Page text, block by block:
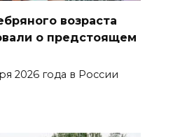
возраста
о предстоящем
2026 года в России